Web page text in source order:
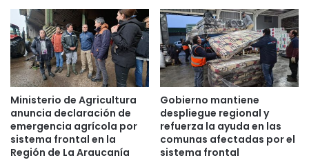
a
m
i
l
i
a
á
c
o
n
e
n
t
r
e
t
e
Ministerio de Agricultura
anuncia declaración de
emergencia agrícola por
sistema frontal en la
Región de La Araucanía
Gobierno mantiene
despliegue regional y
refuerza la ayuda en las
comunas afectadas por el
sistema frontal